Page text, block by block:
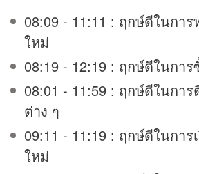
08:09 - 11:11 : ฤกษ์ดีในกา
ใหม่
08:19 - 12:19 : ฤกษ์ดีในกา
08:01 - 11:59 : ฤกษ์ดีในกา
ต่าง ๆ
09:11 - 11:19 : ฤกษ์ดีในการ
ใหม่